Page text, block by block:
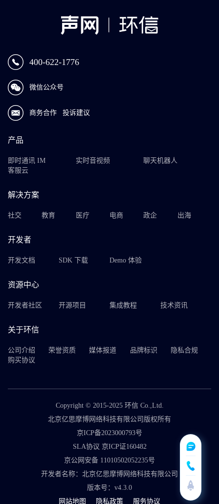
400-622-1776
微信公众号
商务合作 投诉建议
产品
即时通讯 IM 实时音视频
聊天机器人
客服云
解决方案
社交 教育 医疗 电商 政企 出海
开发者
开发文档 SDK 下载 Demo 体验
资源中心
开发者社区 开源项目 集成教程 技术资讯
关于环信
公司介绍 荣誉资质 媒体报道 品牌标识
隐私合规
购买协议
Copyright © 2015-2025 环信 Co.,Ltd.
北京亿思摩博网络科技有限公司版权所有
京ICP备2023000793号
SLA协议 京ICP证160482
京公网安备 11010502052235号
开发者名称：北京亿思摩博网络科技有限公司
版本号：v4.3.0
网站地图
隐私政策 服务协议